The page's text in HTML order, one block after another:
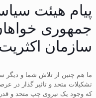
پیام هیئت
سازمان اکثریت
ما هم چنین از تلاش شما و دیگر
تشکیلات متحد و تاثیر گذار در
که وجود یک نیروی چپ متحد و